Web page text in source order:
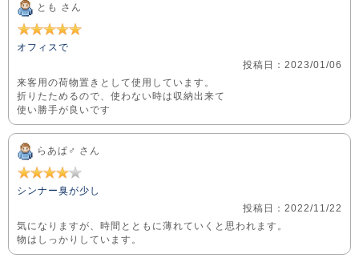
とも さん
オフィスで
投稿日：2023/01/06
来客用の荷物置きとして使用しています。
折りたためるので、使わない時は収納出来て
使い勝手が良いです
らあぱ♂ さん
シンナー臭が少し
投稿日：2022/11/22
気になりますが、時間とともに薄れていくと思われます。
物はしっかりしています。